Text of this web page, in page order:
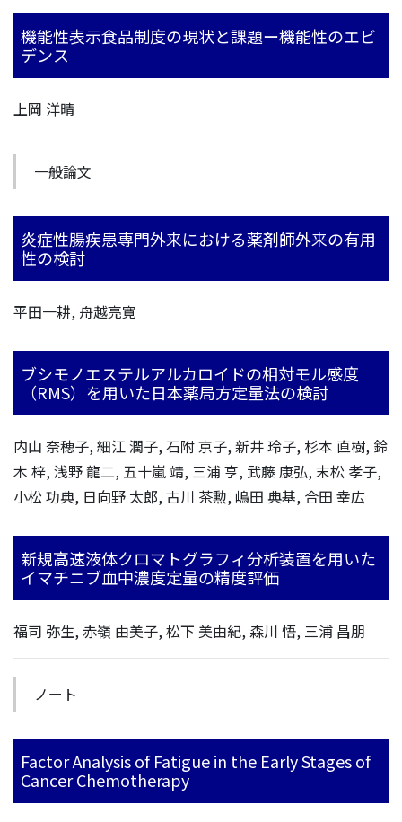
機能性表示食品制度の現状と課題ー機能性のエビ
デンス
上岡 洋晴
一般論文
炎症性腸疾患専門外来における薬剤師外来の有用
性の検討
平田一耕, 舟越亮寛
ブシモノエステルアルカロイドの相対モル感度
（RMS）を用いた日本薬局方定量法の検討
内山 奈穂子, 細江 潤子, 石附 京子, 新井 玲子, 杉本 直樹, 鈴
木 梓, 浅野 龍二, 五十嵐 靖, 三浦 亨, 武藤 康弘, 末松 孝子,
小松 功典, 日向野 太郎, 古川 茶勲, 嶋田 典基, 合田 幸広
新規高速液体クロマトグラフィ分析装置を用いた
イマチニブ血中濃度定量の精度評価
福司 弥生, 赤嶺 由美子, 松下 美由紀, 森川 悟, 三浦 昌朋
ノート
Factor Analysis of Fatigue in the Early Stages of
Cancer Chemotherapy